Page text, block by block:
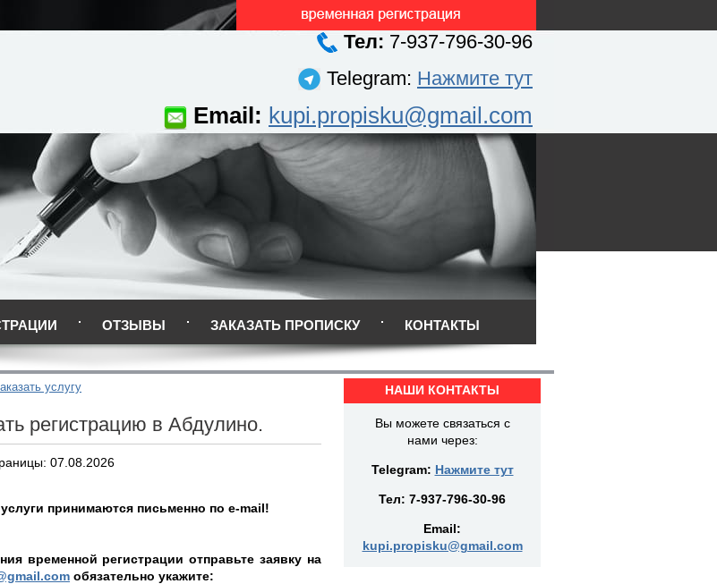
Тел: 7-937-796-30-96
Telegram: Нажмите тут
Email: kupi.propisku@gmail.com
ОТЗЫВЫ ЗАКАЗАТЬ ПРОПИСКУ КОНТАКТЫ
услугу
регистрацию в Абдулино.
07.08.2026
принимаются письменно по e-mail!
временной регистрации отправьте заявку на
обязательно укажите:
НАШИ КОНТАКТЫ
Вы можете связаться с
нами через:
Telegram: Нажмите тут
Тел: 7-937-796-30-96
Email:
kupi.propisku@gmail.com